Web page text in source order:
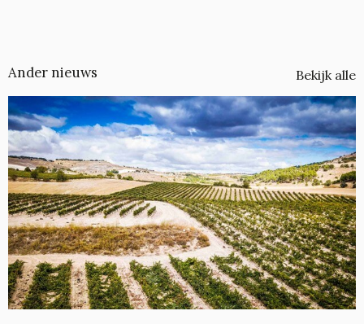
Ander nieuws Bekijk alle